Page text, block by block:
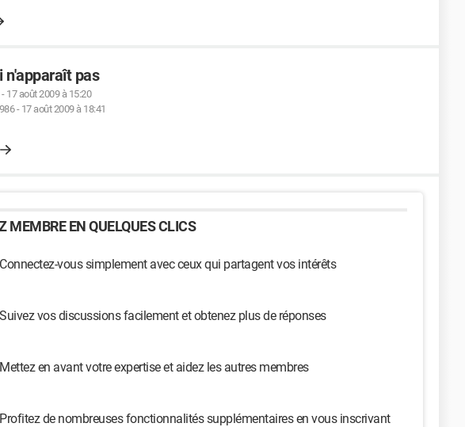
n'apparaît pas
- 17 août 2009 à 15:20
- 17 août 2009 à 18:41
MEMBRE EN QUELQUES CLICS
Connectez-vous simplement avec ceux qui partagent vos intérêts
Suivez vos discussions facilement et obtenez plus de réponses
Mettez en avant votre expertise et aidez les autres membres
Profitez de nombreuses fonctionnalités supplémentaires en vous inscrivant